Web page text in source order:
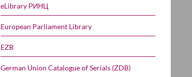
eLibrary РИНЦ
European Parliament Library
EZB
German Union Catalogue of Serials (ZDB)